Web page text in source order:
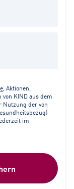
, Aktionen,
KIND aus dem
Nutzung der von
im